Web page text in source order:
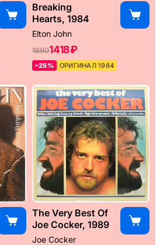
Breaking
Hearts, 1984
Elton John
18901418 ₽
–25% ОРИГИНАЛ 1984
The Very Best Of
Joe Cocker, 1989
Joe Cocker